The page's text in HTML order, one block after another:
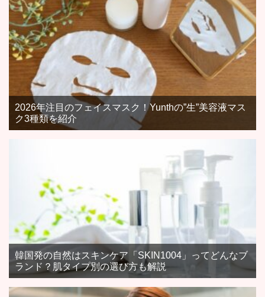
2026年注目のフェイスマスク！Yunthの”生”美容液マス
ク3種類を紹介
韓国発の自然はスキンケア「SKIN1004」ってどんなブ
ランド？肌タイプ別の選び方も解説